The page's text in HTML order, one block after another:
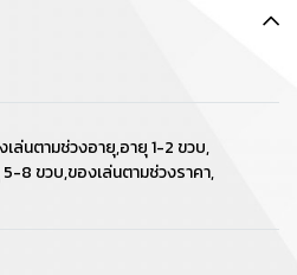
เล่นตามช่วงอายุ,อายุ 1-2 ขวบ,
5-8 ขวบ,ของเล่นตามช่วงราคา,